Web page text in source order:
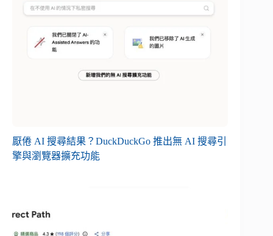
厭倦 AI 搜尋結果？DuckDuckGo 推出無 AI 搜尋引
擎與瀏覽器擴充功能